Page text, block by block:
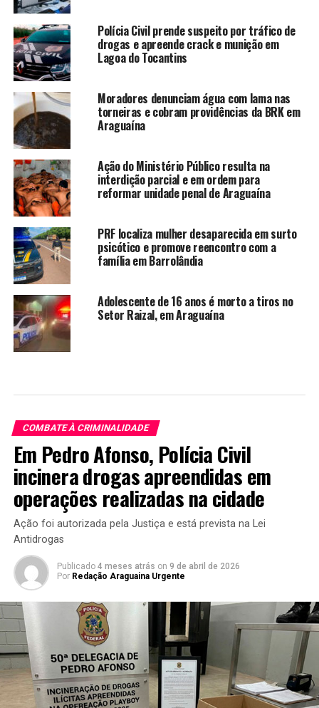
Polícia Civil prende suspeito por tráfico de
drogas e apreende crack e munição em
Lagoa do Tocantins
Moradores denunciam água com lama nas
torneiras e cobram providências da BRK em
Araguaína
Ação do Ministério Público resulta na
interdição parcial e em ordem para
reformar unidade penal de Araguaína
PRF localiza mulher desaparecida em surto
psicótico e promove reencontro com a
família em Barrolândia
Adolescente de 16 anos é morto a tiros no
Setor Raizal, em Araguaína
COMBATE À CRIMINALIDADE
Em Pedro Afonso, Polícia Civil
incinera drogas apreendidas em
operações realizadas na cidade
Ação foi autorizada pela Justiça e está prevista na Lei
Antidrogas
Publicado 4 meses atrás on 9 de abril de 2026
Por Redação Araguaina Urgente